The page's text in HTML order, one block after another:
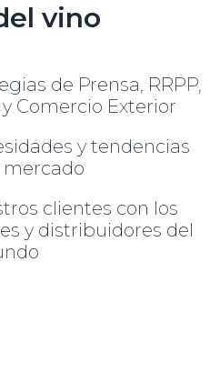
vino
de Prensa, RRPP,
Comercio Exterior
y tendencias
mercado
clientes con los
y distribuidores del